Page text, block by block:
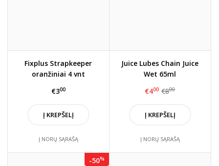
Fixplus Strapkeeper
oranžiniai 4 vnt
€300
Į KREPŠELĮ
Į NORŲ SĄRAŠĄ
Juice Lubes Chain Juice
Wet 65ml
€400 €800
Į KREPŠELĮ
Į NORŲ SĄRAŠĄ
-50%